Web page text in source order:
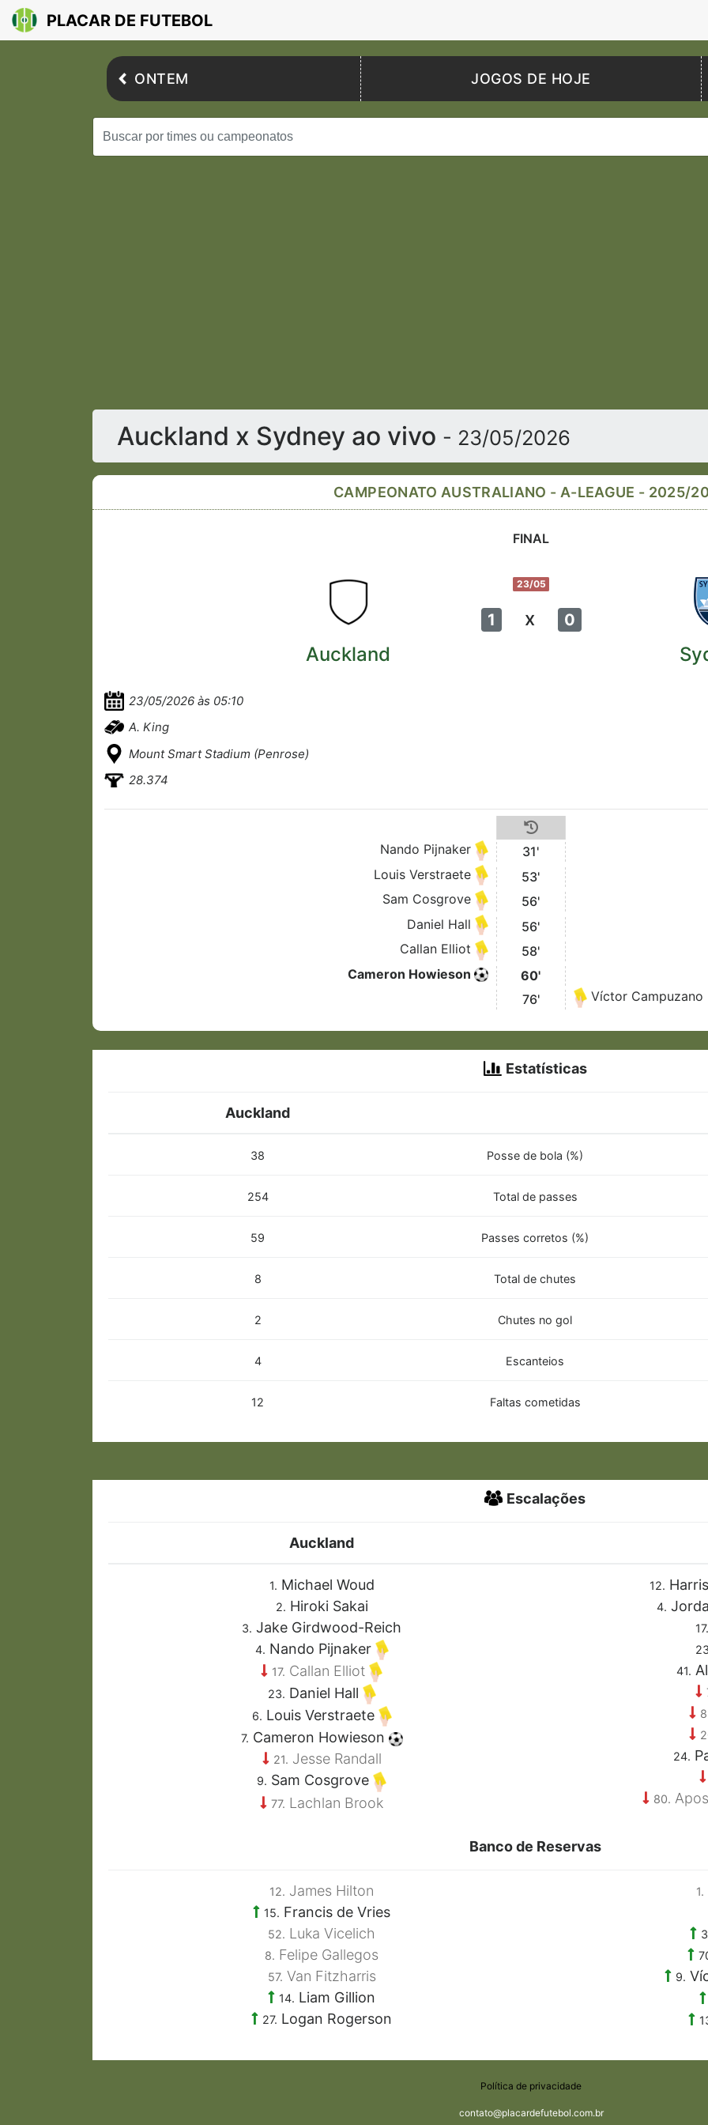
PLACAR DE FUTEBOL
ONTEM JOGOS DE HOJE
Auckland x Sydney ao vivo - 23/05/2026
CAMPEONATO AUSTRALIANO - A-LEAGUE - 2025/
FINAL
23/05
1 x 0
Auckland
23/05/2026 às 05:10
A. King
Mount Smart Stadium (Penrose)
28.374
Nando Pijnaker
31'
Louis Verstraete
53'
Sam Cosgrove
56'
Daniel Hall
56'
Callan Elliot
58'
Cameron Howieson
60'
76'
Víctor Campuzano
Estatísticas
Auckland
38 Posse de bola (%)
254 Total de passes
59 Passes corretos (%)
8 Total de chutes
2 Chutes no gol
4 Escanteios
12 Faltas cometidas
Escalações
Auckland
1. Michael Woud
2. Hiroki Sakai
3. Jake Girdwood-Reich
4. Nando Pijnaker
17. Callan Elliot
23. Daniel Hall
6. Louis Verstraete
7. Cameron Howieson
21. Jesse Randall
9. Sam Cosgrove
77. Lachlan Brook
12.
4.
17.
41.
24.
80.
Banco de Reservas
12. James Hilton
15. Francis de Vries
52. Luka Vicelich
8. Felipe Gallegos
57. Van Fitzharris
14. Liam Gillion
27. Logan Rogerson
1.
9.
Política de privacidade
contato@placardefutebol.com.br